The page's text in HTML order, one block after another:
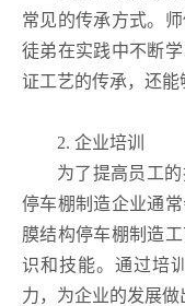
常见的传承方式。
徒弟在实践中不断
证工艺的传承，还能
2. 企业培训
为了提高员工
停车棚制造企业通
膜结构停车棚制造
识和技能。通过培
力，为企业的发展做